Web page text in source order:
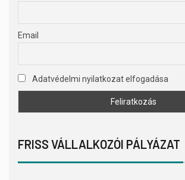
Email
Adatvédelmi nyilatkozat elfogadása
FRISS VÁLLALKOZÓI PÁLYÁZAT